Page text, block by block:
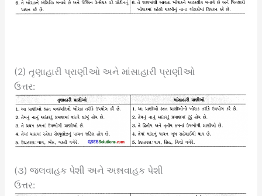
(2) તૃણાહારી પ્રાણીઓ અને માંસાહારી પ્રાણીઓ
ઉત્તર:
(૩) જલવાહક પેશી અને અન્નવાહક પેશી
ઉત્તર: